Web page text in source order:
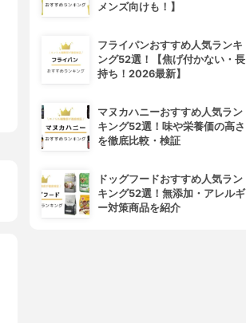
メンズ向けも！】
フライパンおすすめ人気ランキ
ング52選！【焦げ付かない・長
持ち！2026最新】
マヌカハニーおすすめ人気ラン
キング52選！味や栄養価の高さ
を徹底比較・検証
ドッグフードおすすめ人気ラン
キング52選！無添加・アレルギ
ー対策商品を紹介